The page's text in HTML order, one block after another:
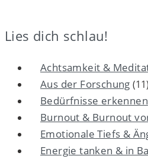
Lies dich schlau!
Achtsamkeit &
Aus der Forschung (11)
Bedürfnisse erkennen
Burnout & Burnout
Emotionale Tiefs &
Energie tanken & in